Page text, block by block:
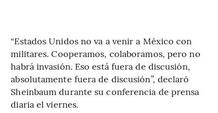
“Estados Unidos no va a venir a México con
militares. Cooperamos, colaboramos, pero no
habrá invasión. Eso está fuera de discusión,
absolutamente fuera de discusión”, declaró
Sheinbaum durante su conferencia de prensa
diaria el viernes.